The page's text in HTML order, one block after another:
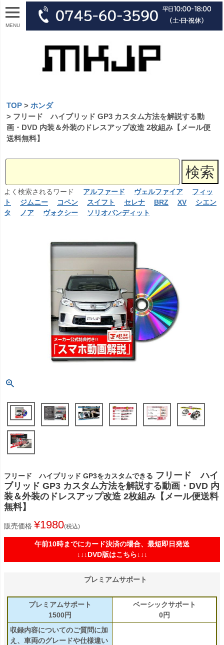
MENU
TOP
ホンダ
フリード ハイブリッド GP3 カスタム方法を解説する動
画・DVD 内装＆外装のドレスアップ改造 2枚組み【メール便
送料無料】
よく検索されるワード アルファード ヴェルファイア
フィッ
ト
ジムニー コペン スイフト セレナ BRZ XV
シエン
タ
ノア ヴォクシー ソリオバンディット
フリード ハイブリッド GP3をカスタムできる フリード ハイ
ブリッド GP3 カスタム方法を解説する動画・DVD 内
装＆外装のドレスアップ改造 2枚組み【メール便送料
無料】
販売価格 ¥1980 税込
午前10時までにカード決済の場合、最短即日発送
↓↓↓DVD版はこちら↓↓↓
プレミアムサポート
プレミアムサポート
1500円
ベーシックサポート
0円
収録内容についてのご質問に加
え、車両のグレードや仕様違い